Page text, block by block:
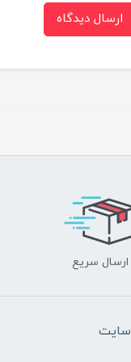
ارسال دیدگاه
ارسال سریع